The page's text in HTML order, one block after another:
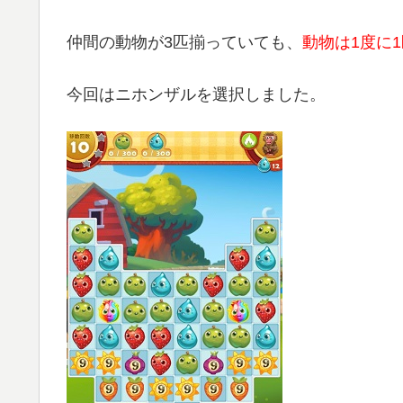
仲間の動物が3匹揃っていても、 動物は1度に
今回はニホンザルを選択しました。